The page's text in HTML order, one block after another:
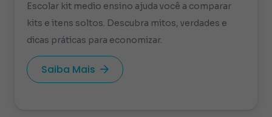
Escolar kit medio ensino ajuda você a comparar
kits e itens soltos. Descubra mitos, verdades e
dicas práticas para economizar.
Saiba Mais